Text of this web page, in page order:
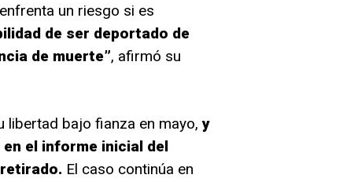
un riesgo si es
de ser deportado de
de muerte”, afirmó su
libertad bajo fianza en mayo,y
el informe inicial del
El caso continúa en